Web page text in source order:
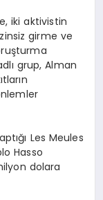
iki aktivistin
girme ve
grup, Alman
Les Meules
Hasso
dolara